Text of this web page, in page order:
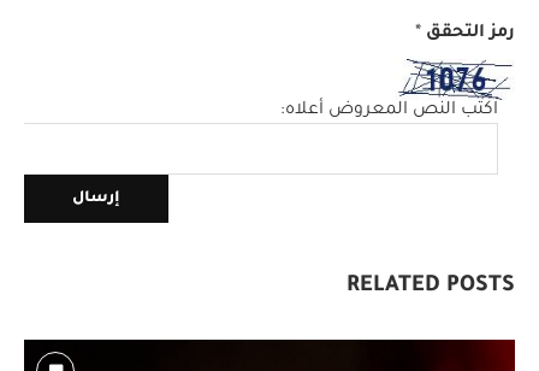
رمز التحقق *
اكتب النص المعروض أعلاه:
RELATED POSTS